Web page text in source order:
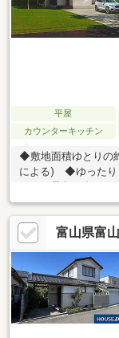
平屋
カウンターキッチン
◆敷地面積ゆとりの
による) ◆ゆったり
富山県富